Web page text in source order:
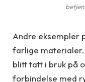
Andre eksempler
farlige
blitt tatt i bruk på
forbindelse med